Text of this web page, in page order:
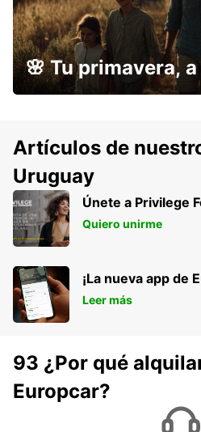
🌸 Tu primavera,
Artículos de
Uruguay
Únete a Privilege
Quiero unirme
¡La nueva app de
Leer más
93 ¿Por qué
Europcar?